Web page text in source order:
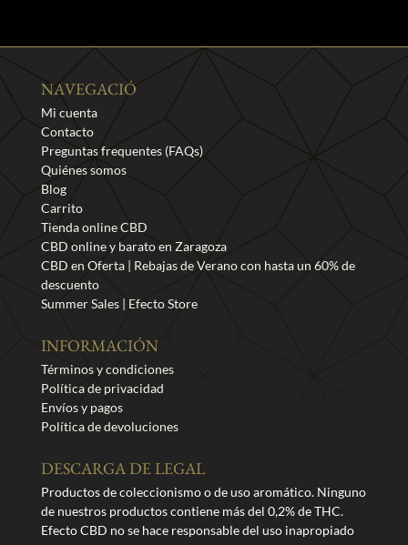
NAVEGACIÓ
Mi cuenta
Contacto
Preguntas frequentes (FAQs)
Quiénes somos
Blog
Carrito
Tienda online CBD
CBD online y barato en Zaragoza
CBD en Oferta | Rebajas de Verano con hasta un 60% de
descuento
Summer Sales | Efecto Store
INFORMACIÓN
Términos y condiciones
Política de privacidad
Envíos y pagos
Política de devoluciones
DESCARGA DE LEGAL
Productos de coleccionismo o de uso aromático. Ninguno
de nuestros productos contiene más del 0,2% de THC.
Efecto CBD no se hace responsable del uso inapropiado